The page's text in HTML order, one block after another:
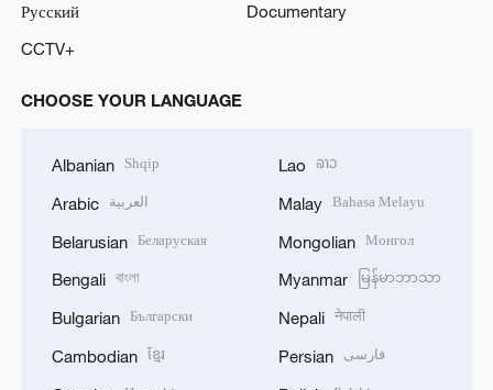
Русский
Documentary
CCTV+
CHOOSE YOUR LANGUAGE
Albanian Shqip
Arabic العربية
Belarusian Беларуская
Bengali বাংলা
Bulgarian Български
Cambodian ខ្មែរ
Lao ລາວ
Malay Bahasa Melayu
Mongolian Монгол
Myanmar မြန်မာဘာသာ
Nepali नेपाली
Persian فارسی